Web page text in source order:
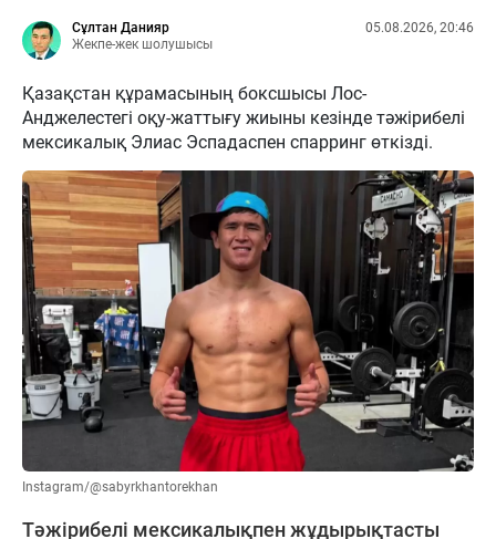
Сұлтан Данияр
Жекпе-жек шолушысы
05.08.2026, 20:46
Қазақстан құрамасының боксшысы Лос-
Анджелестегі оқу-жаттығу жиыны кезінде тәжірибелі
мексикалық Элиас Эспадаспен спарринг өткізді.
Instagram/@sabyrkhantorekhan
Тәжірибелі мексикалықпен жұдырықтасты